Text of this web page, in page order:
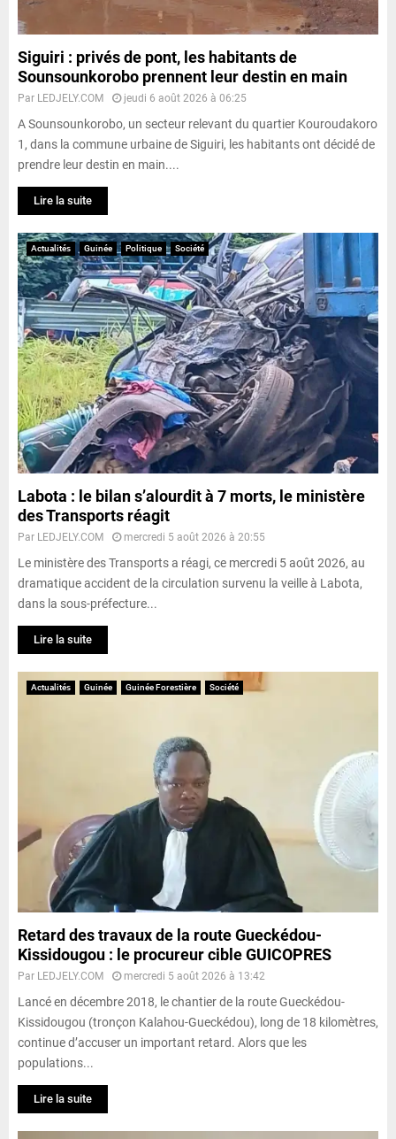
Siguiri : privés de pont, les habitants de
Sounsounkorobo prennent leur destin en main
Par LEDJELY.COM jeudi 6 août 2026 à 06:25
A Sounsounkorobo, un secteur relevant du quartier Kouroudakoro
1, dans la commune urbaine de Siguiri, les habitants ont décidé de
prendre leur destin en main....
Lire la suite
Actualités Guinée Politique Société
Labota : le bilan s’alourdit à 7 morts, le ministère
des Transports réagit
Par LEDJELY.COM mercredi 5 août 2026 à 20:55
Le ministère des Transports a réagi, ce mercredi 5 août 2026, au
dramatique accident de la circulation survenu la veille à Labota,
dans la sous-préfecture...
Lire la suite
Actualités Guinée Guinée Forestière Société
Retard des travaux de la route Gueckédou-
Kissidougou : le procureur cible GUICOPRES
Par LEDJELY.COM mercredi 5 août 2026 à 13:42
Lancé en décembre 2018, le chantier de la route Gueckédou-
Kissidougou (tronçon Kalahou-Gueckédou), long de 18 kilomètres,
continue d’accuser un important retard. Alors que les
populations...
Lire la suite